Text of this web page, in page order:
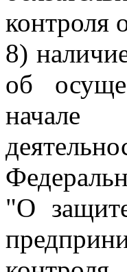
контроля
8)
об
начале
"О